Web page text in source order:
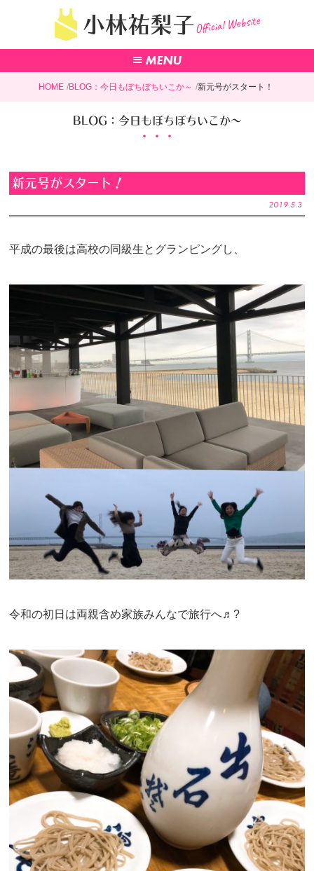
小林祐梨子Official Website
HOME BLOG：今日もぼちぼちいこか～ 新元号がスタート！
BLOG：今日もぼちぼちいこか～
新元号がスタート！
2019.5.3
平成の最後は高校の同級生とグランピングし、
令和の初日は両親含め家族みんなで旅行へ♬?